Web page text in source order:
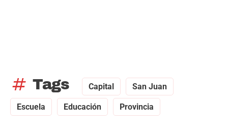
tag Tags Capital San Juan
Escuela Educación Provincia